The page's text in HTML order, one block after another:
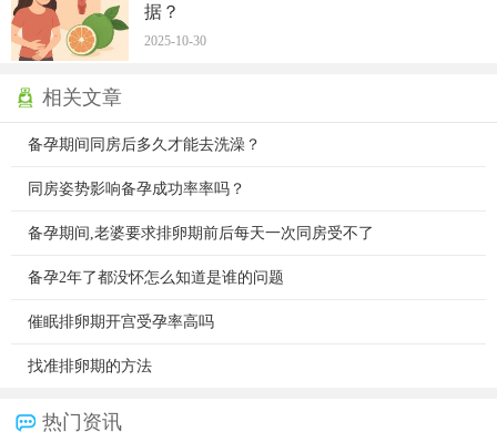
据？
2025-10-30
相关文章
备孕期间同房后多久才能去洗澡？
同房姿势影响备孕成功率率吗？
备孕期间,老婆要求排卵期前后每天一次同房受不了
备孕2年了都没怀怎么知道是谁的问题
催眠排卵期开宫受孕率高吗
找准排卵期的方法
热门资讯